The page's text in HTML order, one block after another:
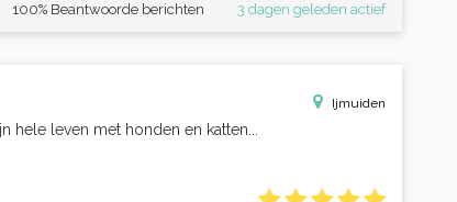
3 dagen geleden actief
100% Beantwoorde berichten
Ijmuiden
hele leven met honden en katten...